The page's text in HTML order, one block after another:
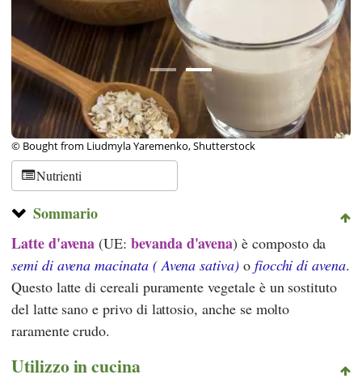
© Bought from Liudmyla Yaremenko, Shutterstock
Nutrienti
Sommario
Latte d'avena (UE: bevanda d'avena) è composto da
semi di avena macinata ( Avena sativa)o fiocchi di avena.
Questo latte di cereali puramente vegetale è un sostituto
del latte sano e privo di lattosio, anche se molto
raramente crudo.
Utilizzo in cucina